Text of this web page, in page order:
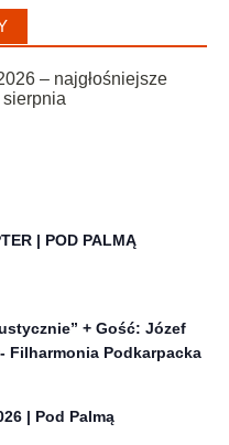
| POD PALMĄ
+ Gość: Józef
Filharmonia Podkarpacka
| Pod Palmą